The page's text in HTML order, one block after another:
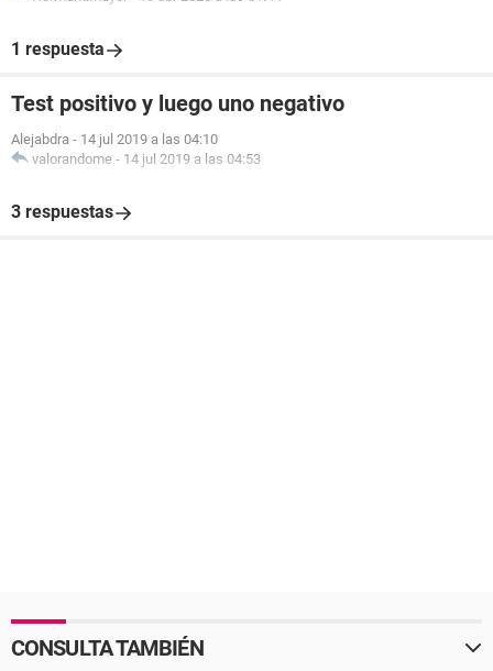
1 respuesta
Test positivo y luego uno negativo
Alejabdra - 14 jul 2019 a las 04:10
valorandome - 14 jul 2019 a las 04:53
3 respuestas
CONSULTA TAMBIÉN